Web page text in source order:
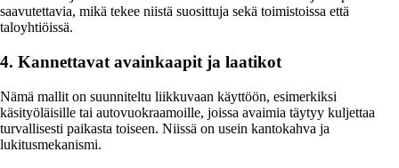
saavutettavia, mikä tekee niistä suosittuja sekä toimistoissa että
taloyhtiöissä.
4. Kannettavat avainkaapit ja laatikot
Nämä mallit on suunniteltu liikkuvaan käyttöön, esimerkiksi
käsityöläisille tai autovuokraamoille, joissa avaimia täytyy kuljettaa
turvallisesti paikasta toiseen. Niissä on usein kantokahva ja
lukitusmekanismi.